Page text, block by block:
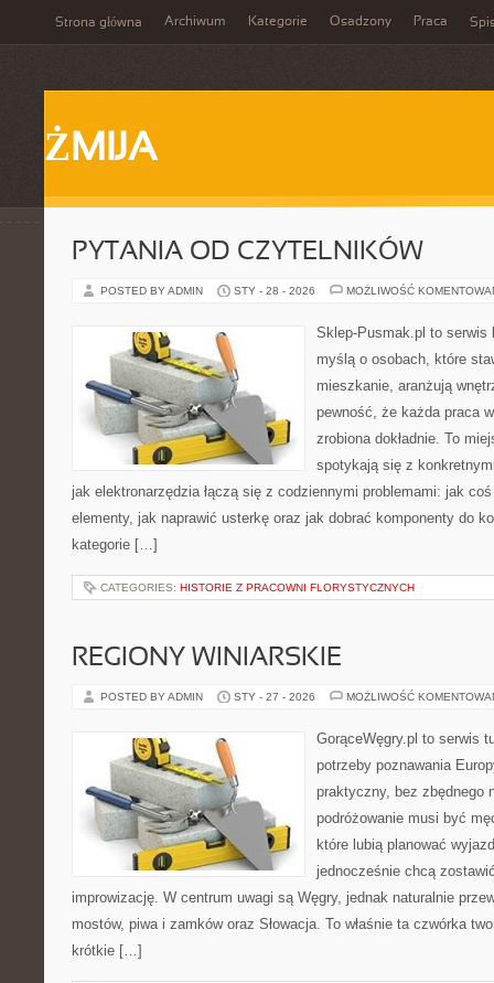
Strona główna Archiwum Kategorie Osadzony Praca
ŻMIJA
PYTANIA OD CZYTELNIKÓW
POSTED BY ADMIN STY - 28 - 2026 MOŻLIWOŚĆ
Sklep-Pusmak.pl to serwis
myślą o osobach, które
mieszkanie, aranżują
pewność, że każda praca
zrobiona dokładnie. To
spotykają się z
jak elektronarzędzia łączą się z codziennymi problemami: jak
elementy, jak naprawić usterkę oraz jak dobrać komponenty do
kategorie […]
CATEGORIES: HISTORIE Z PRACOWNI FLORYSTYCZNYCH
REGIONY WINIARSKIE
POSTED BY ADMIN STY - 27 - 2026 MOŻLIWOŚĆ
GorąceWęgry.pl to serwis
potrzeby poznawania
praktyczny, bez zbędnego
podróżowanie musi być
które lubią planować
jednocześnie chcą
improwizację. W centrum uwagi są Węgry, jednak naturalnie
mostów, piwa i zamków oraz Słowacja. To właśnie ta czwórka
krótkie […]